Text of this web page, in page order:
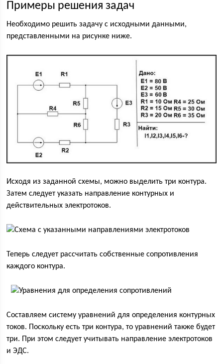
Примеры решения задач
Необходимо решить задачу с исходными данными,
представленными на рисунке ниже.
Исходя из заданной схемы, можно выделить три контура.
Затем следует указать направление контурных и
действительных электротоков.
Теперь следует рассчитать собственные сопротивления
каждого контура.
Составляем систему уравнений для определения контурных
токов. Поскольку есть три контура, то уравнений также будет
три. При этом следует учитывать направление электротоков
и ЭДС.